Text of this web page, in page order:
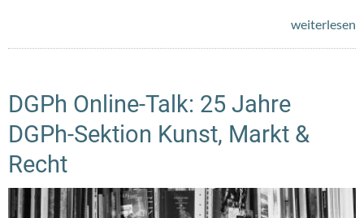
weiterlesen
DGPh Online-Talk: 25 Jahre
DGPh-Sektion Kunst, Markt &
Recht